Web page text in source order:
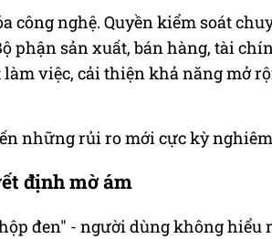
công nghệ. Quyền kiểm soát
phận sản xuất, bán hàng, tài
việc, cải thiện khả năng mở
những rủi ro mới cực kỳ
định mờ ám
đen" - người dùng không hiểu